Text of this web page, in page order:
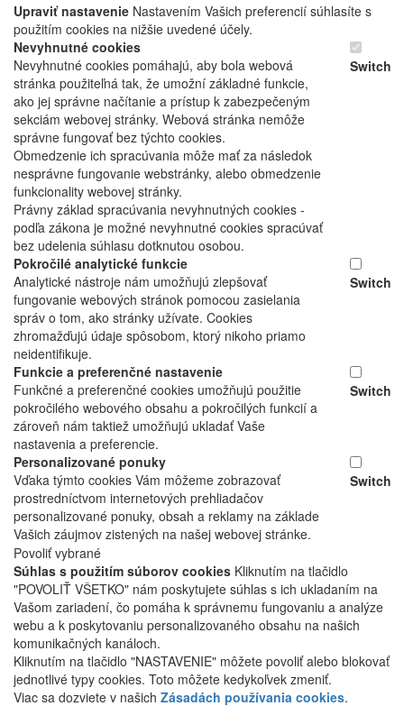
Upraviť nastavenie Nastavením Vašich preferencií súhlasíte s
použitím cookies na nižšie uvedené účely.
Nevyhnutné cookies
Nevyhnutné cookies pomáhajú, aby bola webová
stránka použiteľná tak, že umožní základné funkcie,
ako jej správne načítanie a prístup k zabezpečeným
sekciám webovej stránky. Webová stránka nemôže
správne fungovať bez týchto cookies.
Obmedzenie ich spracúvania môže mať za následok
nesprávne fungovanie webstránky, alebo obmedzenie
funkcionality webovej stránky.
Právny základ spracúvania nevyhnutných cookies -
podľa zákona je možné nevyhnutné cookies spracúvať
bez udelenia súhlasu dotknutou osobou.
Switch
Pokročilé analytické funkcie
Analytické nástroje nám umožňujú zlepšovať
fungovanie webových stránok pomocou zasielania
správ o tom, ako stránky užívate. Cookies
zhromažďujú údaje spôsobom, ktorý nikoho priamo
neidentifikuje.
Switch
Funkcie a preferenčné nastavenie
Funkčné a preferenčné cookies umožňujú použitie
pokročilého webového obsahu a pokročilých funkcií a
zároveň nám taktiež umožňujú ukladať Vaše
nastavenia a preferencie.
Switch
Personalizované ponuky
Vďaka týmto cookies Vám môžeme zobrazovať
prostredníctvom internetových prehliadačov
personalizované ponuky, obsah a reklamy na základe
Vašich záujmov zistených na našej webovej stránke.
Switch
Povoliť vybrané
Súhlas s použitím súborov cookies Kliknutím na tlačidlo
"POVOLIŤ VŠETKO" nám poskytujete súhlas s ich ukladaním na
Vašom zariadení, čo pomáha k správnemu fungovaniu a analýze
webu a k poskytovaniu personalizovaného obsahu na našich
komunikačných kanáloch.
Kliknutím na tlačidlo "NASTAVENIE" môžete povoliť alebo blokovať
jednotlivé typy cookies. Toto môžete kedykoľvek zmeniť.
Viac sa dozviete v našich Zásadách používania cookies.